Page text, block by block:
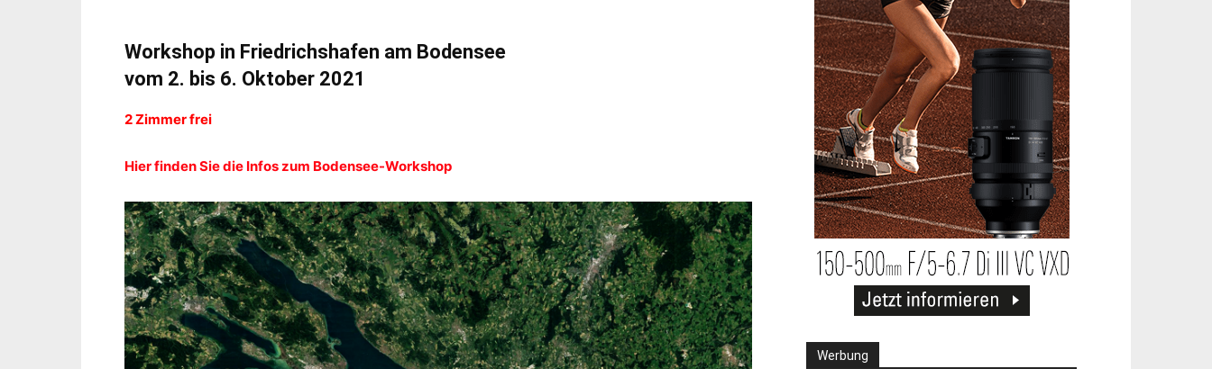
Workshop in Friedrichshafen am Bodensee
vom 2. bis 6. Oktober 2021
2 Zimmer frei
Hier finden Sie die Infos zum Bodensee-Workshop
Werbung